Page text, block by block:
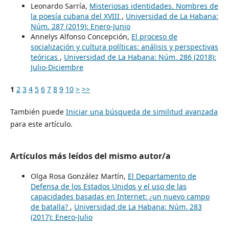
Leonardo Sarría, Misteriosas identidades. Nombres de
la poesía cubana del XVIII , Universidad de La Habana:
Núm. 287 (2019): Enero-Junio
Annelys Alfonso Concepción, El proceso de
socialización y cultura políticas: análisis y perspectivas
teóricas , Universidad de La Habana: Núm. 286 (2018):
Julio-Diciembre
1 2 3 4 5 6 7 8 9 10 > >>
También puede Iniciar una búsqueda de similitud avanzada
para este artículo.
Artículos más leídos del mismo autor/a
Olga Rosa González Martín, El Departamento de
Defensa de los Estados Unidos y el uso de las
capacidades basadas en Internet: ¿un nuevo campo
de batalla? , Universidad de La Habana: Núm. 283
(2017): Enero-Julio